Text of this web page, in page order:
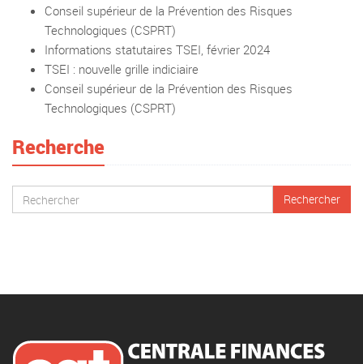
Conseil supérieur de la Prévention des Risques
Technologiques (CSPRT)
Informations statutaires TSEI, février 2024
TSEI : nouvelle grille indiciaire
Conseil supérieur de la Prévention des Risques
Technologiques (CSPRT)
Recherche